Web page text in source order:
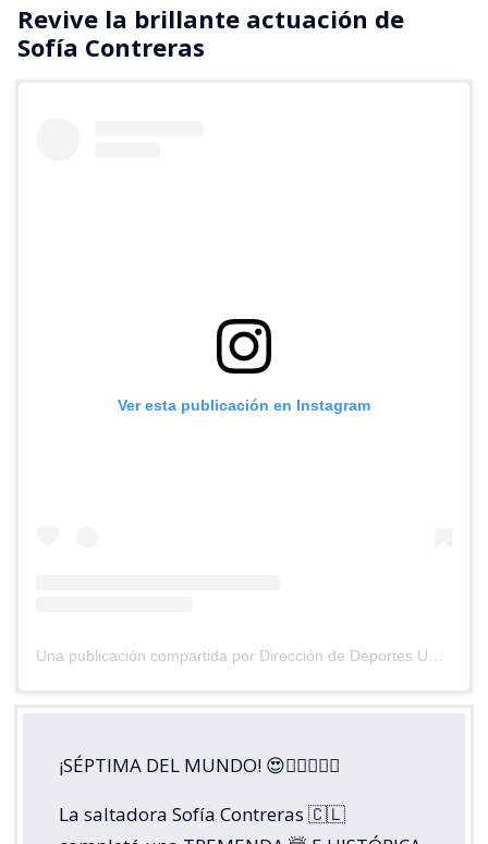
Revive la brillante actuación de
Sofía Contreras
Ver esta publicación en Instagram
¡SÉPTIMA DEL MUNDO! 😍😮‍💨🏃🏼‍♀️
La saltadora Sofía Contreras 🇨🇱